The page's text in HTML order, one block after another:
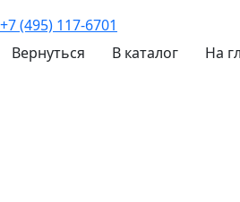
+7 (495) 117-6701
Вернуться
В каталог На